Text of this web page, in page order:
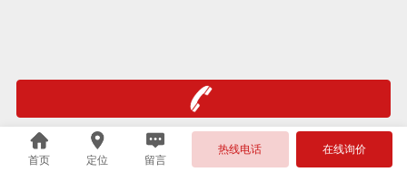
首页 定位 留言
热线电话 在线询价